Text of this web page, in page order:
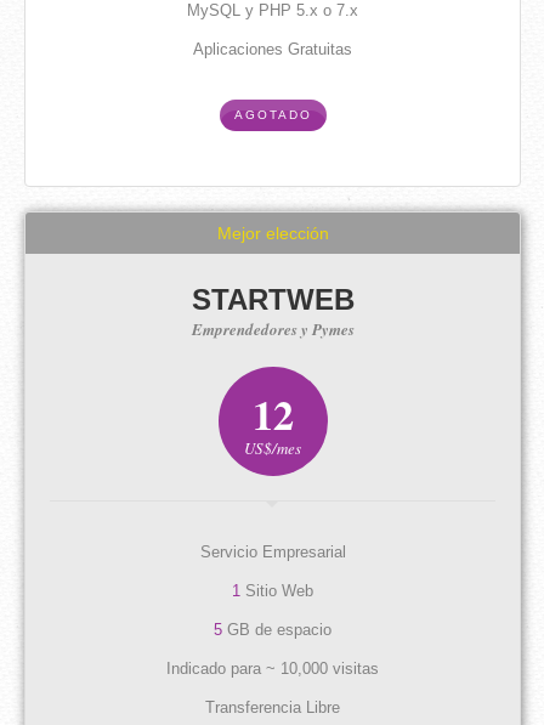
MySQL y PHP 5.x o 7.x
Aplicaciones Gratuitas
AGOTADO
Mejor elección
STARTWEB
Emprendedores y Pymes
12
US$/mes
Servicio Empresarial
1 Sitio Web
5GB de espacio
Indicado para ~ 10,000 visitas
Transferencia Libre